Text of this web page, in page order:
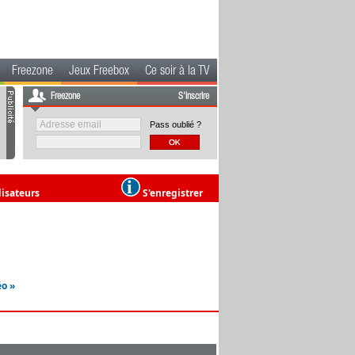
Freezone Jeux Freebox Ce soir à la TV
Freezone S'inscrire
Pass oublié ?
S'enregistrer
»